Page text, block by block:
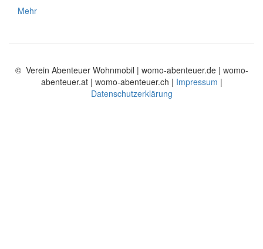
Mehr
© Verein Abenteuer Wohnmobil | womo-abenteuer.de | womo-
abenteuer.at | womo-abenteuer.ch | Impressum |
Datenschutzerklärung